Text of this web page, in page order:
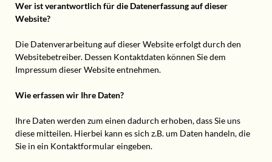
Wer ist verantwortlich für die Datenerfassung auf dieser
Website?
Die Datenverarbeitung auf dieser Website erfolgt durch den
Websitebetreiber. Dessen Kontaktdaten können Sie dem
Impressum dieser Website entnehmen.
Wie erfassen wir Ihre Daten?
Ihre Daten werden zum einen dadurch erhoben, dass Sie uns
diese mitteilen. Hierbei kann es sich z.B. um Daten handeln, die
Sie in ein Kontaktformular eingeben.